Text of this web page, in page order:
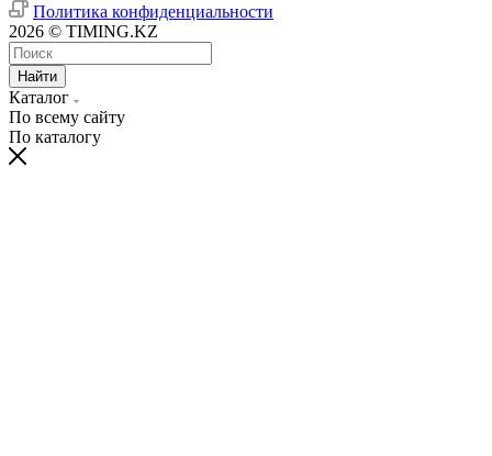
Политика конфиденциальности
2026 © TIMING.KZ
Найти
Каталог
По всему сайту
По каталогу